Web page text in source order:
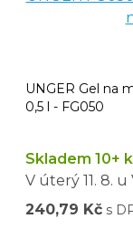
UNGER Gel na
0,5 l - FG050
Skladem 10+
V úterý 11. 8. u
240,79 Kč s